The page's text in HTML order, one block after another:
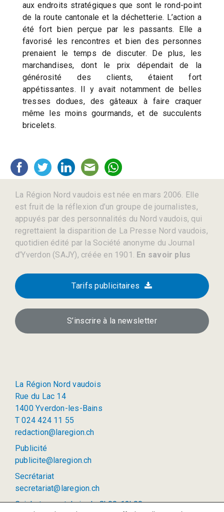
aux endroits stratégiques que sont le rond-point
de la route cantonale et la déchetterie. L’action a
été fort bien perçue par les passants. Elle a
favorisé les rencontres et bien des personnes
prenaient le temps de discuter. De plus, les
marchandises, dont le prix dépendait de la
générosité des clients, étaient fort
appétissantes. Il y avait notamment de belles
tresses dodues, des gâteaux à faire craquer
même les moins gourmands, et de succulents
bricelets.
La Région Nord vaudois est née en mars 2006. Elle
est fruit de la réflexion d’un groupe de journalistes,
appuyés par des personnalités du Nord vaudois, qui
regrettaient la disparition de La Presse Nord vaudois,
quotidien édité par la Société anonyme du Journal
d’Yverdon (SAJY), créée en 1901. En savoir plus
Tarifs publicitaires
S’inscrire à la newsletter
La Région Nord vaudois
Rue du Lac 14
1400 Yverdon-les-Bains
T 024 424 11 55
redaction@laregion.ch
Publicité
publicite@laregion.ch
Secrétariat
secretariat@laregion.ch
Guichet ouvert: lu-je de 8h00-12h00